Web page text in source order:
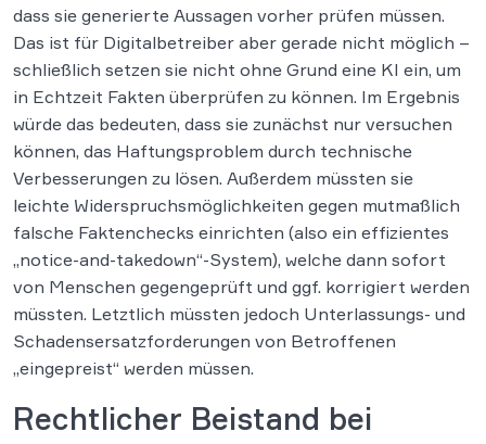
dass sie generierte Aussagen vorher prüfen müssen.
Das ist für Digitalbetreiber aber gerade nicht möglich –
schließlich setzen sie nicht ohne Grund eine KI ein, um
in Echtzeit Fakten überprüfen zu können. Im Ergebnis
würde das bedeuten, dass sie zunächst nur versuchen
können, das Haftungsproblem durch technische
Verbesserungen zu lösen. Außerdem müssten sie
leichte Widerspruchsmöglichkeiten gegen mutmaßlich
falsche Faktenchecks einrichten (also ein effizientes
„notice-and-takedown“-System), welche dann sofort
von Menschen gegengeprüft und ggf. korrigiert werden
müssten. Letztlich müssten jedoch Unterlassungs- und
Schadensersatzforderungen von Betroffenen
„eingepreist“ werden müssen.
Rechtlicher Beistand bei